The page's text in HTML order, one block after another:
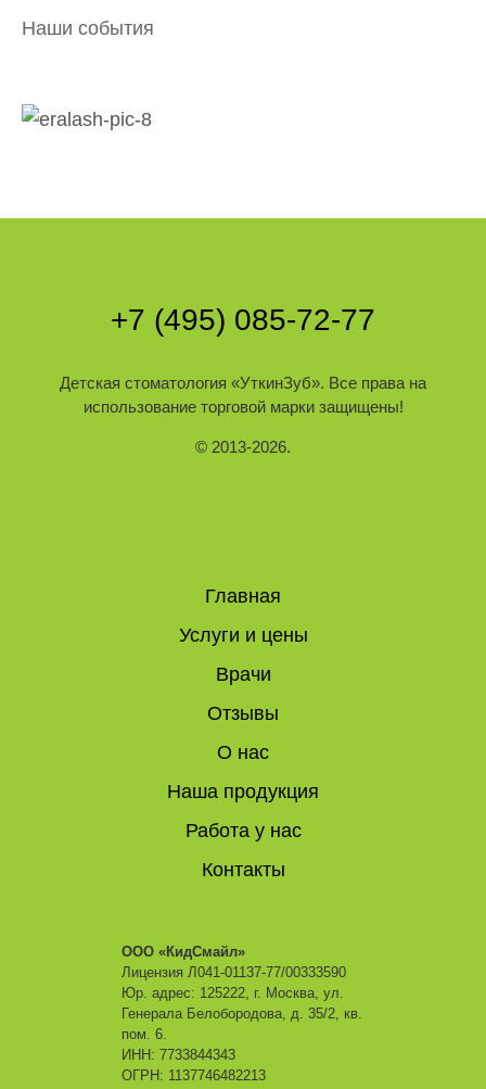
Наши события
+7 (495) 085-72-77
Детская стоматология «УткинЗуб». Все права на
использование торговой марки защищены!
© 2013-2026.
Главная
Услуги и цены
Врачи
Отзывы
О нас
Наша продукция
Работа у нас
Контакты
ООО «КидСмайл»
Лицензия Л041-01137-77/00333590
Юр. адрес: 125222, г. Москва, ул.
Генерала Белобородова, д. 35/2, кв.
пом. 6.
ИНН: 7733844343
ОГРН: 1137746482213